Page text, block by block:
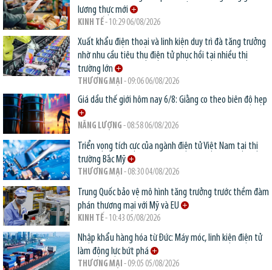
lương thực mới
KINH TẾ- 10:29 06/08/2026
Xuất khẩu điện thoại và linh kiện duy trì đà tăng trưởng
nhờ nhu cầu tiêu thụ điện tử phục hồi tại nhiều thị
trường lớn
THƯƠNG MẠI - 09:06 06/08/2026
Giá dầu thế giới hôm nay 6/8: Giằng co theo biên độ hẹp
NĂNG LƯỢNG - 08:58 06/08/2026
Triển vọng tích cực của ngành điện tử Việt Nam tại thị
trường Bắc Mỹ
THƯƠNG MẠI - 08:30 04/08/2026
Trung Quốc bảo vệ mô hình tăng trưởng trước thềm đàm
phán thương mại với Mỹ và EU
KINH TẾ- 10:43 05/08/2026
Nhập khẩu hàng hóa từ Đức: Máy móc, linh kiện điện tử
làm động lực bứt phá
THƯƠNG MẠI - 09:05 05/08/2026